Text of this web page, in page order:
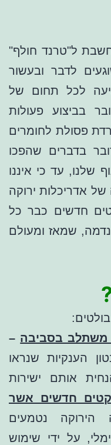
ל"טרנד חולף"
לדבר ובעשור
לכל תחום של
בביצוע פעולות
פסולת לחומרים
בדברים שהפכו
שלנו, עד כי איננו
אדריכלות ירוקה
חדשים כבר כל
שמאז ומעולם
משתלב בסביבה –
הענקיות שנראו
אותם ישירות
חדשים אשר
נטמעים
על ידי שימוש